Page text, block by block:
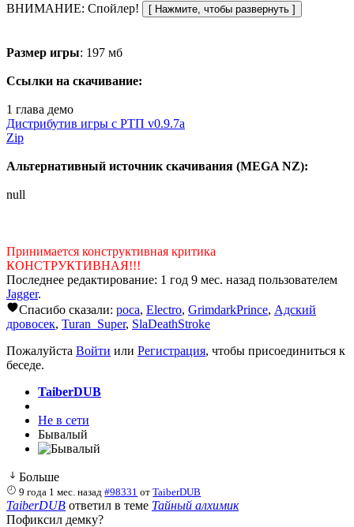
ВНИМАНИЕ: Спойлер!
Размер игры: 197 мб
Ссылки на скачивание:
1 глава демо
Дистрибутив игры с РТП v0.9.7a
Zip
Альтернативный источник скачивания (MEGA NZ):
null
Принимается конструктивная критика
КОНСТРУКТИВНАЯ!!!
Последнее редактирование: 1 год 9 мес. назад пользователем
Jagger.
Спасибо сказали: poca, Electro, GrimdarkPrince, Адский
дровосек, Turan_Super, SlaDeathStroke
Пожалуйста Войти или Регистрация, чтобы присоединиться к
беседе.
TaiberDUB
Не в сети
Бывалый
Больше
9 года 1 мес. назад #98331 отTaiberDUB
TaiberDUB ответил в теме Тайный алхимик
Пофиксил демку?